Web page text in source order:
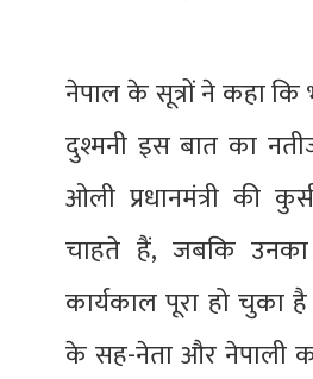
नेपाल के सूत्रों ने कहा
दुश्मनी इस बात का
ओली प्रधानमंत्री की
चाहते हैं, जबकि
कार्यकाल पूरा हो चुका
के सह-नेता और नेपाली